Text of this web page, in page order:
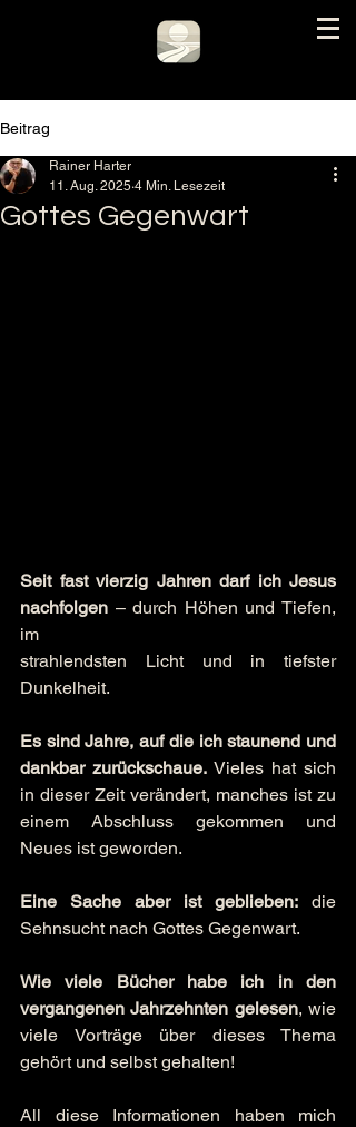
Beitrag
Gottes Gegenwart
Rainer Harter
11. Aug. 2025 4 Min. Lesezeit
Seit fast vierzig Jahren darf ich Jesus
nachfolgen – durch Höhen und Tiefen,
im
strahlendsten Licht und in tiefster
Dunkelheit.
Es sind Jahre, auf die ich staunend und
dankbar zurückschaue. Vieles hat sich
in dieser Zeit verändert, manches ist zu
einem Abschluss gekommen und
Neues ist geworden.
Eine Sache aber ist geblieben: die
Sehnsucht nach Gottes Gegenwart.
Wie viele Bücher habe ich in den
vergangenen Jahrzehnten gelesen, wie
viele Vorträge über dieses Thema
gehört und selbst gehalten!
All diese Informationen haben mich